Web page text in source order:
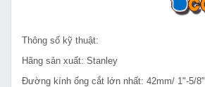
Thông số kỹ thuật:
Hãng sản xuất: Stanley
Đường kính ống cắt lớn nhất: 42mm/ 1"-5/8"